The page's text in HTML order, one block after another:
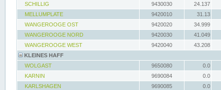
SCHILLIG
9430030
24.137
MELLUMPLATE
9420010
31.13
WANGEROOGE OST
9420020
34.999
WANGEROOGE NORD
9420030
41.049
WANGEROOGE WEST
9420040
43.208
KLEINES HAFF
WOLGAST
9650080
0.0
KARNIN
9690084
0.0
KARLSHAGEN
9690085
0.0